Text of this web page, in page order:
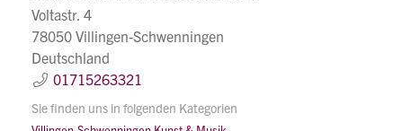
Voltastr. 4
78050 Villingen-Schwenningen
Deutschland
01715263321
Sie finden uns in folgenden Kategorien